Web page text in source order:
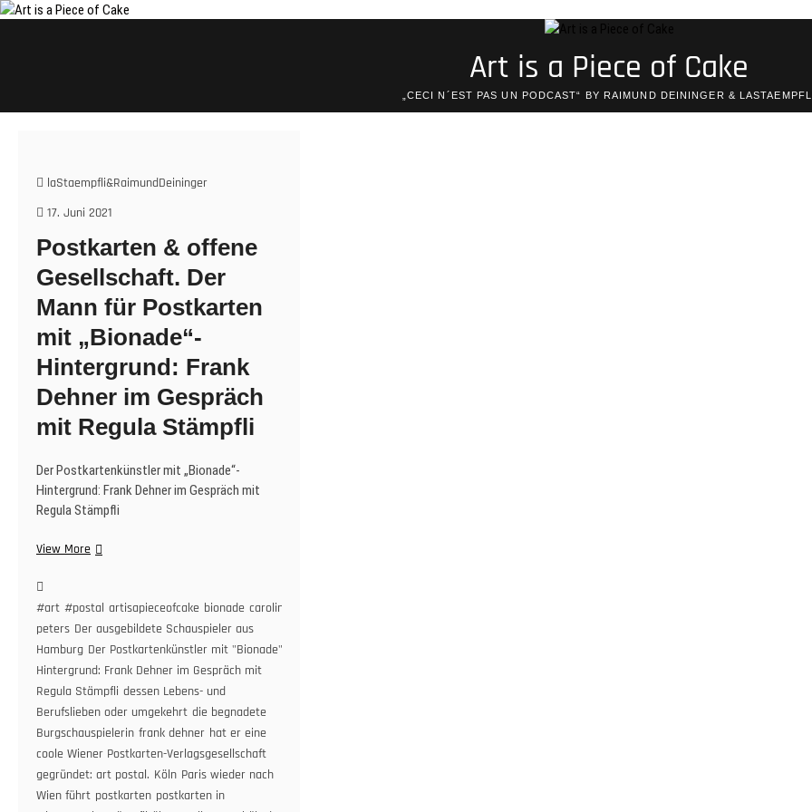
Skip
Art is a Piece of Cake
„CECI N´EST PAS UN PODCAST“ BY RAIMUND DEININGER &
laStaempfli&RaimundDeininger
17. Juni 2021
Postkarten & offene
Gesellschaft. Der
Mann für Postkarten
mit „Bionade“-
Hintergrund: Frank
Dehner im Gespräch
mit Regula Stämpfli
Der Postkartenkünstler mit „Bionade“-
Hintergrund: Frank Dehner im Gespräch mit
Regula Stämpfli
View MorePostkarten
Gesellschaft.
Der
Mann
für
mit
„Bionade“-
Hintergrund:
Frank
Dehner
im
#art #postal artisapieceofcake bionade caroline
peters Der ausgebildete Schauspieler aus
Hamburg Der Postkartenkünstler mit "Bionade"-
Hintergrund: Frank Dehner im Gespräch mit
Regula Stämpfli dessen Lebens- und
Berufslieben oder umgekehrt die begnadete
Burgschauspielerin frank dehner hat er eine
coole Wiener Postkarten-Verlagsgesellschaft
gegründet: art postal. Köln Paris wieder nach
Wien führt postkarten postkarten in